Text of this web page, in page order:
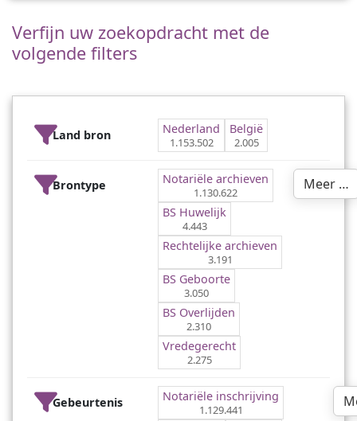
Verfijn uw zoekopdracht met de
volgende filters
Land bron Nederland
1.153.502
België
2.005
Brontype Notariële archieven
1.130.622
BS Huwelijk
4.443
Rechtelijke archieven
3.191
BS Geboorte
3.050
BS Overlijden
2.310
Vredegerecht
2.275
Meer …
Gebeurtenis Notariële inschrijving
1.129.441